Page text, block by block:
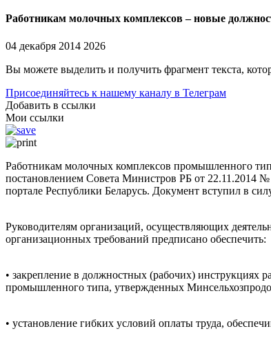
Работникам молочных комплексов – новые
04 декабря 2014 2026
Вы можете выделить и получить фрагмент текста,
Присоединяйтесь к нашему каналу в Телеграм
Добавить в ссылки
Мои ссылки
Работникам молочных комплексов промышленного
постановлением Совета Министров РБ от 22.11.2014
портале Республики Беларусь. Документ вступил в
Руководителям организаций, осуществляющих
организационных требований предписано обеспечить:
• закрепление в должностных (рабочих) инструкциях
промышленного типа, утвержденных
• установление гибких условий оплаты труда,